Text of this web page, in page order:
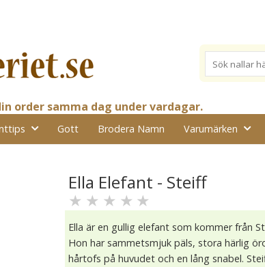
order samma dag under vardagar.
Gott Brodera Namn Varumärken
Ella Elefant - Steiff
★ ★ ★ ★ ★
Ella är en gullig elefant som kommer från
Hon har sammetsmjuk päls, stora härlig
hårtofs på huvudet och en lång snabel.